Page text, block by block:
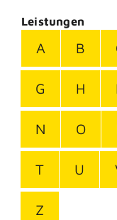
Leistungen
A B
G H
N O
T U
Z